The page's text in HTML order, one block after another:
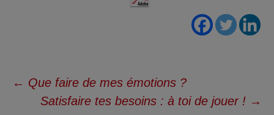
Navigation
← Que faire de mes émotions ?
Satisfaire tes besoins : à toi de jouer ! →